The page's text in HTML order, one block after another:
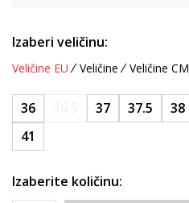
Izaberi veličinu:
Veličine EU Veličine Veličine CM
36 37 37.5 38
41
Izaberite količinu: